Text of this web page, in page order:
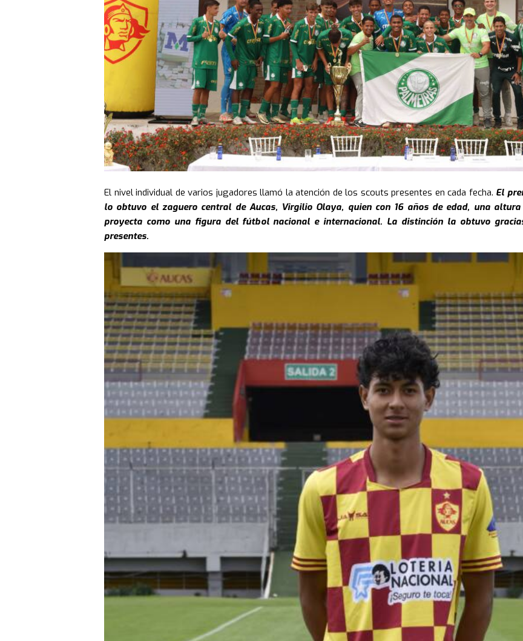
El nivel individual de varios jugadores llamó la atención de los scouts presentes en cada fecha. El
lo obtuvo el zaguero central de Aucas, Virgilio Olaya, quien con 16 años de edad, una
proyecta como una figura del fútbol nacional e internacional. La distinción la obtuvo
presentes.